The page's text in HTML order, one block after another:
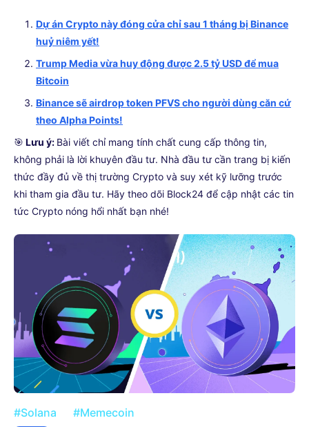
Dự án Crypto này đóng cửa chỉ sau 1 tháng bị Binance
huỷ niêm yết!
Trump Media vừa huy động được 2.5 tỷ USD để mua
Bitcoin
Binance sẽ airdrop token PFVS cho người dùng căn cứ
theo Alpha Points!
🎯 Lưu ý: Bài viết chỉ mang tính chất cung cấp thông tin,
không phải là lời khuyên đầu tư. Nhà đầu tư cần trang bị kiến
thức đầy đủ về thị trường Crypto và suy xét kỹ lưỡng trước
khi tham gia đầu tư. Hãy theo dõi Block24 để cập nhật các tin
tức Crypto nóng hổi nhất bạn nhé!
#Solana #Memecoin